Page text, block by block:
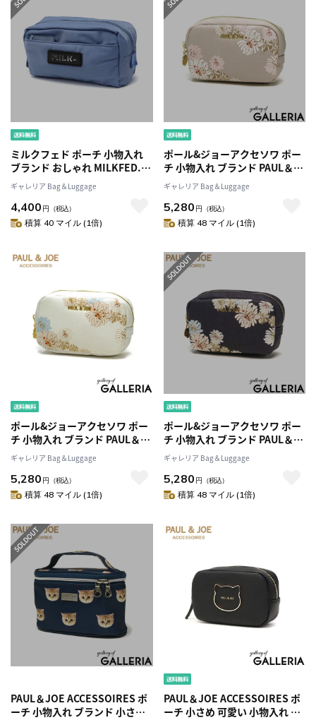
ミルクフェド ポーチ 小物入れ
ブランド おしゃれ MILKFED.
可愛い かわいい ペンケース 筆
箱 化粧ポーチ メイクポーチ マ
ルチポーチ 旅行 軽量 軽い レデ
ィース 高校生 女性 大人 シンプ
ギャレリア Bag＆Luggage
4,400 円 （税込）
積算 40 マイル (1倍)
ポール&ジョーアクセソワ ポー
チ 小物入れ ブランド PAUL＆
JOE ACCESSOIRES おしゃれ
小さめ 小さい 化粧品 コスメ 化
粧ポーチ 花柄 ファスナー レデ
ィース クリザンテーム・ラメプ
ギャレリア Bag＆Luggage
5,280 円 （税込）
積算 48 マイル (1倍)
ポール&ジョーアクセソワ ポー
チ 小物入れ ブランド PAUL＆
JOE ACCESSOIRES おしゃれ
小さめ 小さい 化粧品 コスメ 化
粧ポーチ 花柄 ファスナー レデ
ィース クリザンテーム・ラメプ
ギャレリア Bag＆Luggage
5,280 円 （税込）
積算 48 マイル (1倍)
ポール&ジョーアクセソワ ポー
チ 小物入れ ブランド PAUL＆
JOE ACCESSOIRES おしゃれ
小さめ 小さい 化粧品 コスメ 化
粧ポーチ 花柄 ファスナー レデ
ィース クリザンテーム・ラメプ
ギャレリア Bag＆Luggage
5,280 円 （税込）
積算 48 マイル (1倍)
PAUL＆JOE ACCESSOIRES ポ
ーチ 小物入れ ブランド 小さめ
PAUL＆JOE ACCESSOIRES ポ
ーチ 小さめ 可愛い 小物入れ お